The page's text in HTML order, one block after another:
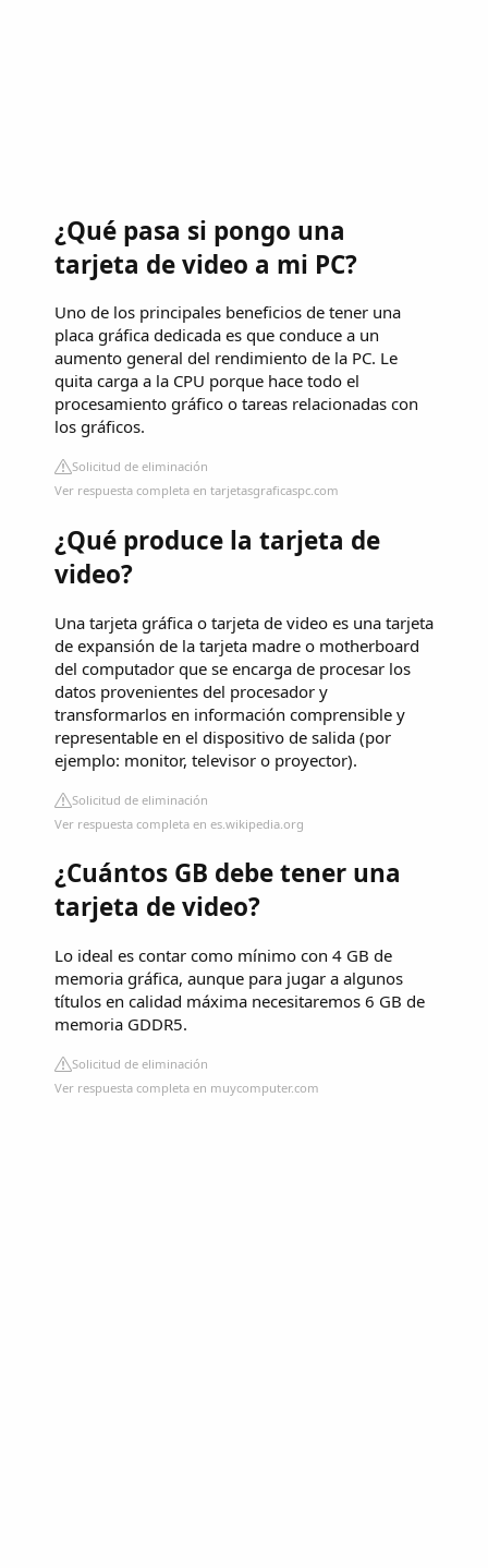
¿Qué pasa si pongo una
tarjeta de video a mi PC?
Uno de los principales beneficios de tener una
placa gráfica dedicada es que conduce a un
aumento general del rendimiento de la PC. Le
quita carga a la CPU porque hace todo el
procesamiento gráfico o tareas relacionadas con
los gráficos.
Solicitud de eliminación
Ver respuesta completa en tarjetasgraficaspc.com
¿Qué produce la tarjeta de
video?
Una tarjeta gráfica o tarjeta de video es una tarjeta
de expansión de la tarjeta madre o motherboard
del computador que se encarga de procesar los
datos provenientes del procesador y
transformarlos en información comprensible y
representable en el dispositivo de salida (por
ejemplo: monitor, televisor o proyector).
Solicitud de eliminación
Ver respuesta completa en es.wikipedia.org
¿Cuántos GB debe tener una
tarjeta de video?
Lo ideal es contar como mínimo con 4 GB de
memoria gráfica, aunque para jugar a algunos
títulos en calidad máxima necesitaremos 6 GB de
memoria GDDR5.
Solicitud de eliminación
Ver respuesta completa en muycomputer.com